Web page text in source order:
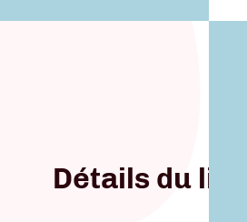
Détails du lieu